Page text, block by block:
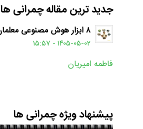
جدید ترین مقاله چمرانی ها
۸ ابزار هوش مصنوعی معلمان
۱۴۰۵-۰۵-۰۲ - ۱۵:۵۷
فاطمه امیریان
پیشنهاد ویژه چمرانی ها